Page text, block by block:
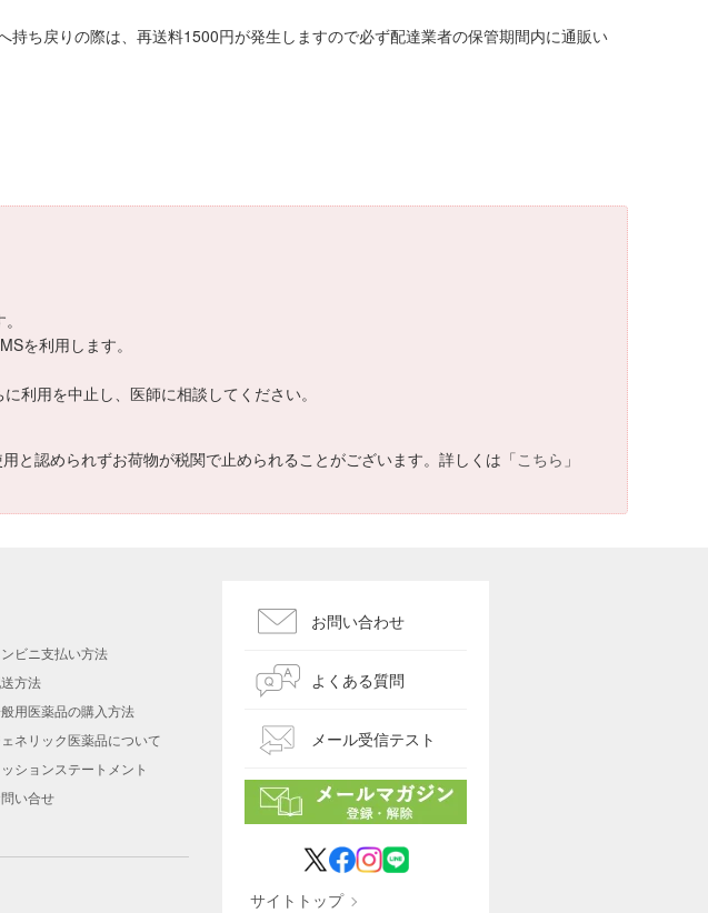
ち戻りの際は、再送料1500円が発生しますので必ず配達業者の保管期間内に通販い
を利用します。
利用を中止し、医師に相談してください。
と認められずお荷物が税関で止められることがございます。詳しくは「こちら 」
ンビニ支払い方法
方法
用医薬品の購入方法
ネリック医薬品について
ッションステートメント
い合せ
お問い合わせ
よくある質問
メール受信テスト
サイトトップ